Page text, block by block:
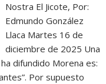
Nostra El Jicote, Por:
Edmundo González
Llaca Martes 16 de
diciembre de 2025 Una
difundido Morena es:
Por supuesto